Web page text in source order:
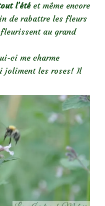
l’étéet même encore
de rabattre les fleurs
au grand
ci me charme
joliment les roses! Il